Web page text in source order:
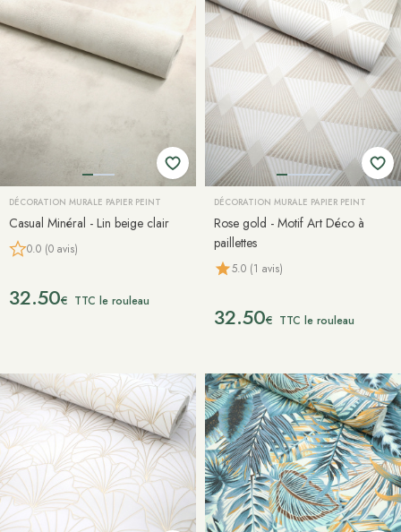
DÉCORATION MURALE PAPIER PEINT
Casual Minéral - Lin beige clair
0.0 (0 avis)
32.50€ TTC le rouleau
DÉCORATION MURALE PAPIER PEINT
Rose gold - Motif Art Déco à
paillettes
5.0 (1 avis)
32.50€ TTC le rouleau